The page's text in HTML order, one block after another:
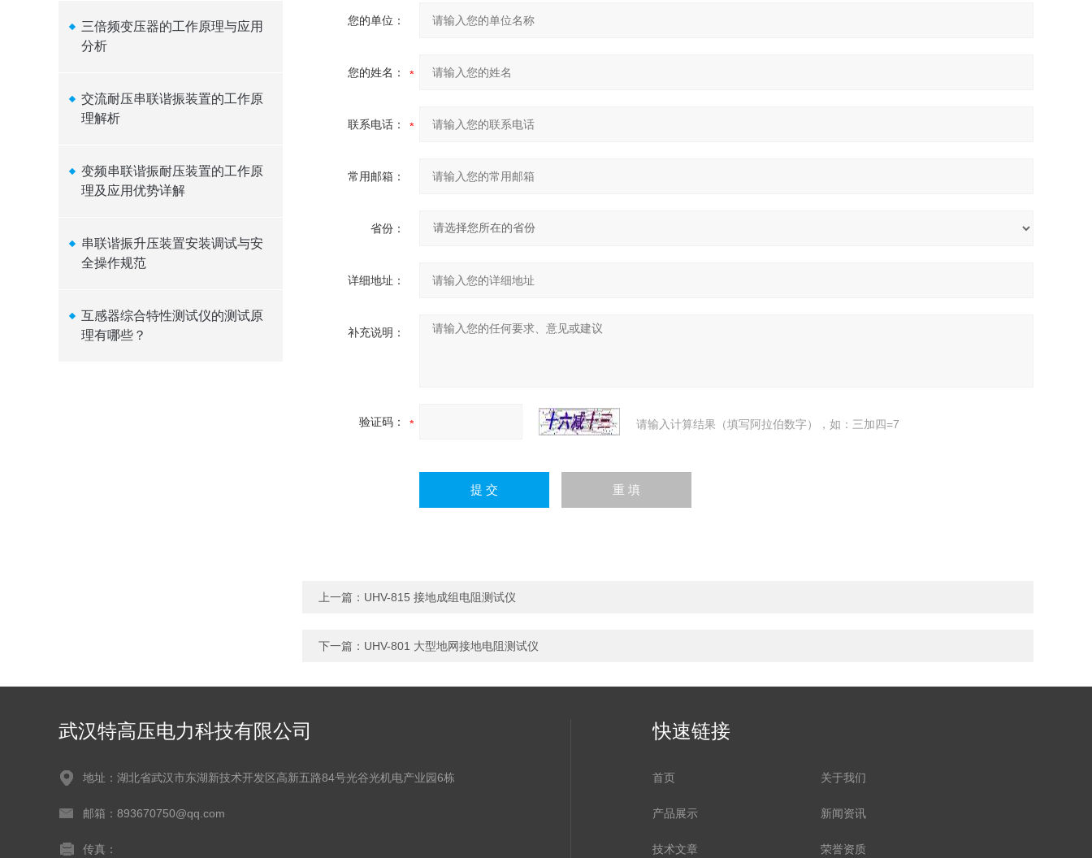
三倍频变压器的工作原理与应用
分析
交流耐压串联谐振装置的工作原
理解析
变频串联谐振耐压装置的工作原
理及应用优势详解
串联谐振升压装置安装调试与安
全操作规范
互感器综合特性测试仪的测试原
理有哪些？
您的单位：
您的姓名：
联系电话：
常用邮箱：
省份：
详细地址：
补充说明：
验证码： 请输入计算结果（填写阿拉伯数字），如：三加四=7
上一篇： UHV-815 接地成组电阻测试仪
下一篇： UHV-801 大型地网接地电阻测试仪
武汉特高压电力科技有限公司
地址：湖北省武汉市东湖新技术开发区高新五路84号光谷光机电产业园6栋
邮箱：893670750@qq.com
传真：
快速链接
首页 关于我们
产品展示 新闻资讯
技术文章 荣誉资质